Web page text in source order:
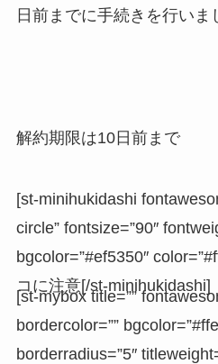
日前までに手続きを行いま
解約期限は10日前まで
[st-minihukidashi
circle” fontsize=”90″
bgcolor=”#ef5350″
コに注意[/st-minihukidashi]
[st-mybox title=””
bordercolor=””
borderradius=”5″